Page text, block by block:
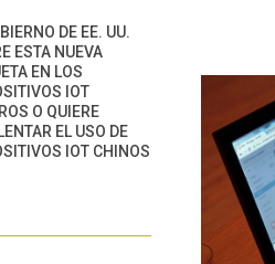
DE EE. UU.
ESTA NUEVA
EN LOS
IOT
O QUIERE
EL USO DE
IOT CHINOS